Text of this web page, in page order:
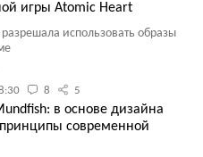
игры Atomic Heart
использовать образы
8 5
в основе дизайна
современной